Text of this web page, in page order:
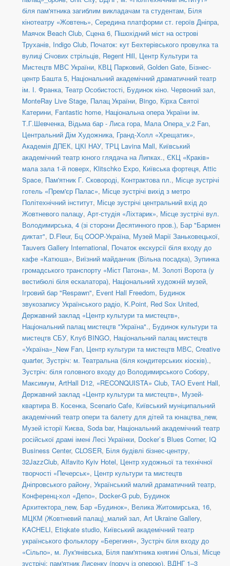
біля пам'ятника загиблим викладачам та студентам, Біля
кінотеатру «Жовтень», Середина платформи ст. героїв Дніпра,
Маячок Beach Club, Сцена 6, Пішохідний міст на острові
Труханів, Indigo Club, Початок: кут Бехтерівського провулка та
вулиці Січових стрільців, Regent Hill, Центр Культури та
Мистецтв МВС України, КВЦ Парковий, Golden Gate, Бізнес-
центр Башта 5, Національний академічний драматичний театр
ім. І. Франка, Театр Особистості, Будинок кіно. Червоний зал,
MonteRay Live Stage, Палац України, Bingo, Кірха Святої
Катерини, Fantastic home, Національна опера України ім.
Т.Г.Шевченка, Відьма бар - Лиса гора, Мала Опера_v.2 Fan,
Центральний Дім Художника, Гранд-Холл «Хрещатик»,
Академія ДПЕК, ЦКІ НАУ, ТРЦ Lavina Mall, Київський
академічний театр юного глядача на Липках., ЄКЦ «Краків»
мала зала 1-й поверх, Klitschko Expo, Київська фортеця, Attic
Space, Пам'ятник Г. Сковороді, Контрактова пл., Місце зустрічі
готель «Прем'єр Палас», Місце зустрічі вихід з метро
Політехнічний інститут, Місце зустрічі центральний вхід до
Жовтневого палацу, Арт-студія «Ліхтарик», Місце зустрічі вул.
Володимирська, 4 (зі сторони Десятинного пров.), Бар "Бармен
диктат", D.Fleur, Бц COOP-Україна, Музей Марії Заньковецької,
Tauvers Gallery International, Початок екскурсії біля входу до
кафе «Катюша», Виїзний майданчик (Вільна посадка), Зупинка
громадського транспорту «Міст Патона», М. Золоті Ворота (у
вестибюлі біля ескалатора), Національний художній музей,
Ігровий бар "Respawn", Event Hall Freedom, Будинок
звукозапису Українського радіо, K.Point, Red Sox United,
Державний заклад «Центр культури та мистецтв»,
Національний палац мистецтв "Україна"., Будинок культури та
мистецтв СБУ, Клуб BINGO, Національний палац мистецтв
«Україна»_New Fan, Центр культури та мистецтв МВС, Creative
quarter, Зустріч: м. Театральна (біля кондитерських кіосків).,
Зустріч: біля головного входу до Володимирського Собору,
Максимум, ArtHall D12, «RECONQUISTA» Club, ТАО Event Hall,
Державний заклад «Центр культури та мистецтв», Музей-
квартира В. Косенка, Scenario Cafe, Київський муніципальний
академічний театр опери та балету для дітей та юнацтва_new,
Музей історії Києва, Soda bar, Національний академічний театр
російської драмі імені Лесі Українки, Docker`s Blues Corner, IQ
Business Center, CLOSER, Біля будівлі бізнес-центру,
32JazzClub, Alfavito Kyiv Hotel, Центр художньої та технічної
творчості «Печерськ», Центр культури та мистецтв
Дніпровського району, Український малий драматичний театр,
Конференц-хол «Депо», Docker-G pub, Будинок
Архитектора_new, Бар «Будинок», Велика Житомирська, 16,
МЦКМ (Жовтневий палац)_малий зал, Art Ukraine Gallery,
KACHELI, Etiqkate studio, Київський академічний театр
українського фольклору «Берегиня», Зустріч біля входу до
«Сільпо», м. Лук'янівська, Біля пам'ятника княгині Ользі, Місце
зустрічі: пам'ятник Лисенку (поруч із оперою), ВДНГ 1–3